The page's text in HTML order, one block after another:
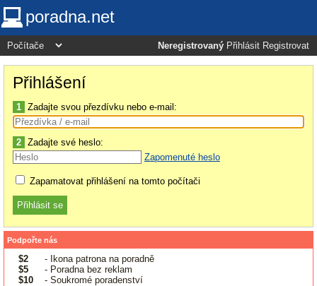
poradna.net
Neregistrovaný Přihlásit Registrovat
Přihlášení
1 Zadajte svou přezdívku nebo e-mail:
2 Zadajte své heslo:
Zapomenuté heslo
Zapamatovat přihlášení na tomto počítači
Podpořte nás
$2
- Ikona patrona na poradně
$5
- Poradna bez reklam
$10
- Soukromé poradenství